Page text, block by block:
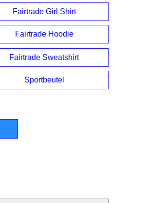
Fairtrade Girl Shirt
Fairtrade Hoodie
Fairtrade Sweatshirt
Sportbeutel